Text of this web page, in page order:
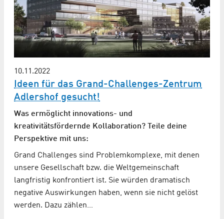
10.11.2022
Ideen für das Grand-Challenges-Zentrum
Adlershof gesucht!
Was ermöglicht innovations- und
kreativitätsfördernde Kollaboration? Teile deine
Perspektive mit uns:
Grand Challenges sind Problemkomplexe, mit denen
unsere Gesellschaft bzw. die Weltgemeinschaft
langfristig konfrontiert ist. Sie würden dramatisch
negative Auswirkungen haben, wenn sie nicht gelöst
werden. Dazu zählen…